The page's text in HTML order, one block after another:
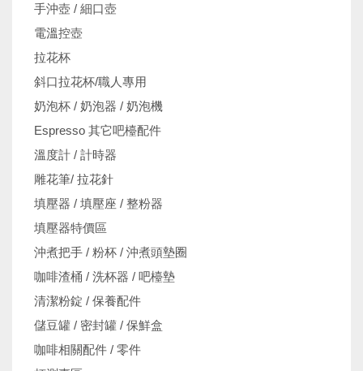
手沖壺 / 細口壺
電溫控壺
拉花杯
斜口拉花杯/職人專用
奶泡杯 / 奶泡器 / 奶泡機
Espresso 其它吧檯配件
溫度計 / 計時器
雕花筆/ 拉花針
填壓器 / 填壓座 / 整粉器
填壓器特價區
沖煮把手 / 粉杯 / 沖煮頭墊圈
咖啡渣桶 / 洗杯器 / 吧檯墊
清潔粉錠 / 保養配件
儲豆罐 / 密封罐 / 保鮮盒
咖啡相關配件 / 零件